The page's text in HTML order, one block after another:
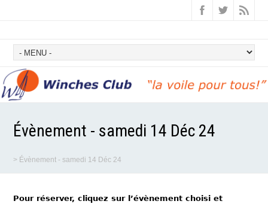
Évènement - samedi 14 Déc 24
> Évènement - samedi 14 Déc 24
Pour réserver, cliquez sur l’évènement choisi et